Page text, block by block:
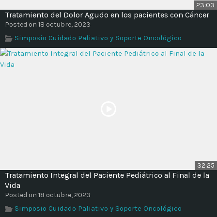
23:03
Tratamiento del Dolor Agudo en los pacientes con Cáncer
Posted on 18 octubre, 2023
Simposio Cuidado Paliativo y Soporte Oncológico
32:25
Tratamiento Integral del Paciente Pediátrico al Final de la
Vida
Posted on 18 octubre, 2023
Simposio Cuidado Paliativo y Soporte Oncológico